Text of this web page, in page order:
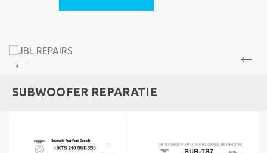
SUBWOOFER REPARATIE